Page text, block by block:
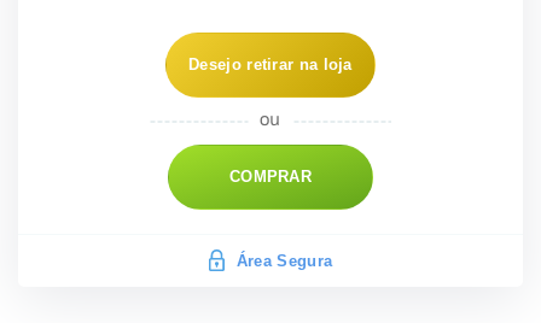
Desejo retirar na loja
COMPRAR
Área Segura